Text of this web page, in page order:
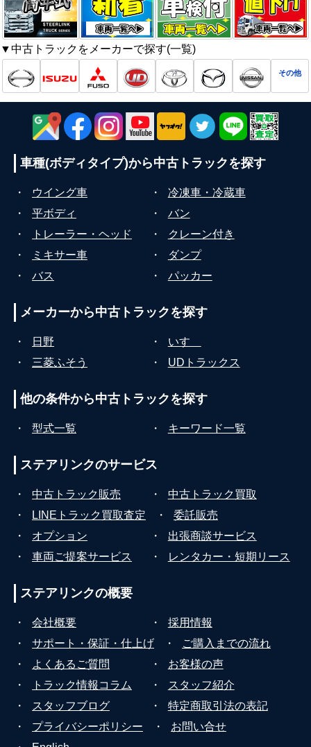
▼中古トラックをメーカーで探す(一覧)
その他
車種(ボディタイプ)から中古トラックを探す
・ ウイング車 ・
冷凍車・冷蔵車
・
平ボディ ・
バン
・
トレーラー・ヘッド ・
クレーン付き
・
ミキサー車 ・
ダンプ
・
バス ・ パッカー
メーカーから中古トラックを探す
・ 日野 ・
いすゞ
・
三菱ふそう ・ UDトラックス
他の条件から中古トラックを探す
・ 型式一覧 ・ キーワード一覧
ステアリンクのサービス
・ 中古トラック販売 ・
中古トラック買取
・
LINEトラック買取査定 ・
委託販売
・
オプション ・
出張商談サービス
・
車両ご提案サービス ・ レンタカー・短期リース
ステアリンクの概要
・ 会社概要 ・
採用情報
・
サポート・保証・仕上げ ・
ご購入までの流れ
・
よくあるご質問 ・
お客様の声
・
トラック情報コラム ・
スタッフ紹介
・
スタッフブログ ・
特定商取引法の表記
・
プライバシーポリシー ・
お問い合せ